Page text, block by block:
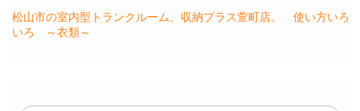
松山市の室内型トランクルーム、収納プラス萱町店。 使い方いろ
いろ ～衣類～